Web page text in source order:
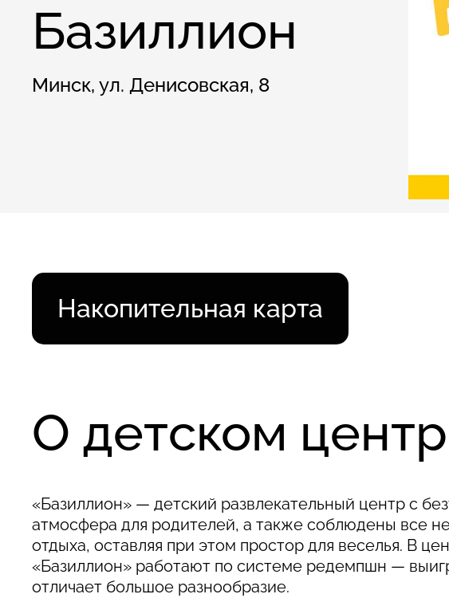
Базиллион
Минск, ул. Денисовская, 8
Накопительная карта
О детском
«Базиллион» — детский развлекательный центр с
атмосфера для родителей, а также соблюдены все
отдыха, оставляя при этом простор для веселья. В
«Базиллион» работают по системе редемпшн —
отличает большое разнообразие.